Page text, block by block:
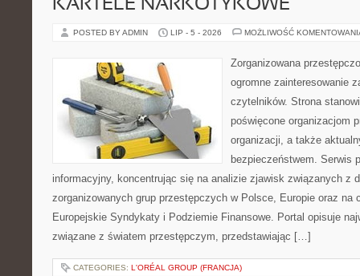
KARTELE NARKOTYKOWE
POSTED BY ADMIN LIP - 5 - 2026 MOŻLIWOŚĆ
Zorganizowana
ogromne zainteresowanie
czytelników. Strona
poświęcone organizacjom
organizacji, a także
bezpieczeństwem. Serwis
informacyjny, koncentrując się na analizie zjawisk związanych z
zorganizowanych grup przestępczych w Polsce, Europie oraz na
Europejskie Syndykaty i Podziemie Finansowe. Portal opisuje
związane z światem przestępczym, przedstawiając […]
CATEGORIES: L'ORÉAL GROUP (FRANCJA)